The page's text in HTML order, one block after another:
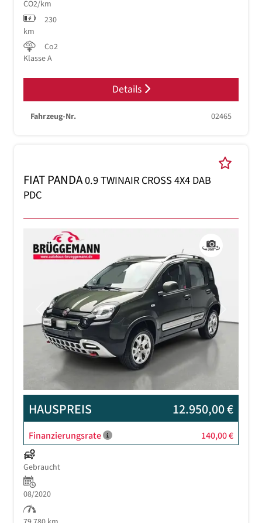
CO2/km
230
km
Co2
Klasse A
Details
Fahrzeug-Nr. 02465
FIAT PANDA0.9 TWINAIR CROSS 4X4 DAB
PDC
Previous
HAUSPREIS 12.950,00 €
Finanzierungsrate 140,00 €
Gebraucht
08/2020